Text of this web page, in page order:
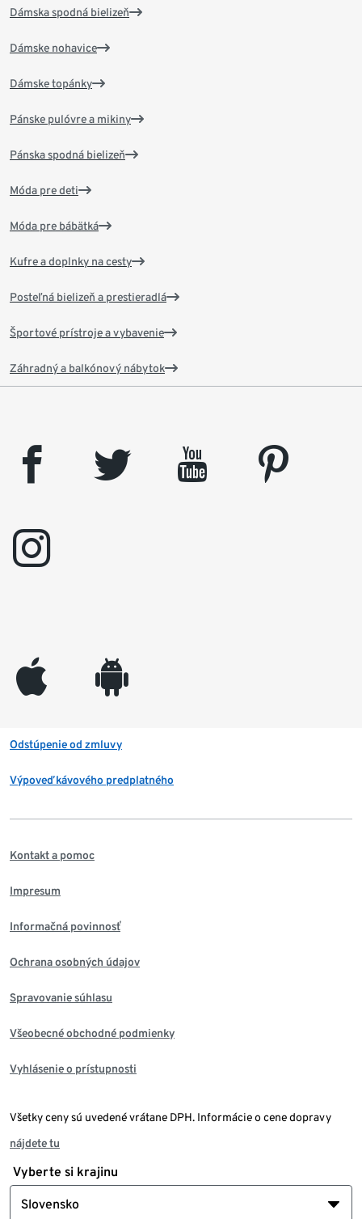
Dámska spodná bielizeň
Dámske nohavice
Dámske topánky
Pánske pulóvre a mikiny
Pánska spodná bielizeň
Móda pre deti
Móda pre bábätká
Kufre a doplnky na cesty
Posteľná bielizeň a prestieradlá
Športové prístroje a vybavenie
Záhradný a balkónový nábytok
facebook twitter youtube
pinterest
instagram
appleinc android
Odstúpenie od zmluvy
Výpoveď kávového predplatného
Kontakt a pomoc
Impresum
Informačná povinnosť
Ochrana osobných údajov
Spravovanie súhlasu
Všeobecné obchodné podmienky
Vyhlásenie o prístupnosti
Všetky ceny sú uvedené vrátane DPH. Informácie o cene dopravy
nájdete tu
Vyberte si krajinu
Slovensko